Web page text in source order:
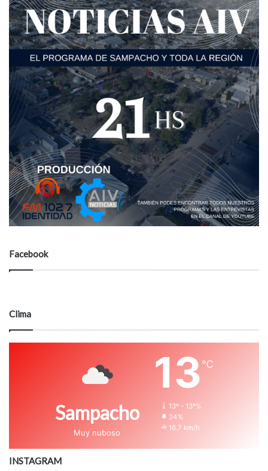
Facebook
Clima
Sampacho
Muy nuboso
13 ℃
13º - 13º%
24%
16.7 km/h
INSTAGRAM